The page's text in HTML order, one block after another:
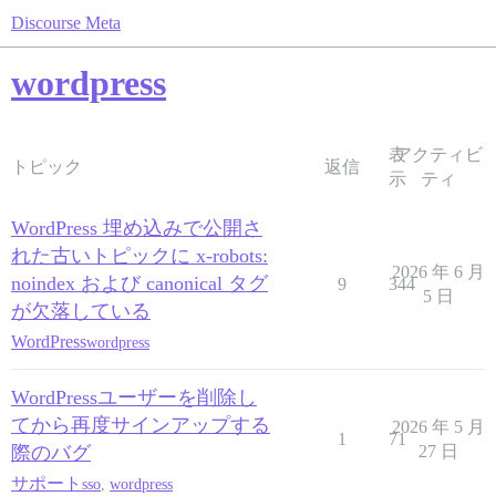
Discourse Meta
wordpress
トピック 返信
表
示
アクティビ
ティ
WordPress 埋め込みで公開さ
れた古いトピックに x-robots:
noindex および canonical タグ
が欠落している
WordPresswordpress
9 344
2026 年 6 月
5 日
WordPressユーザーを削除し
てから再度サインアップする
際のバグ
サポート sso wordpress
1 71
2026 年 5 月
27 日